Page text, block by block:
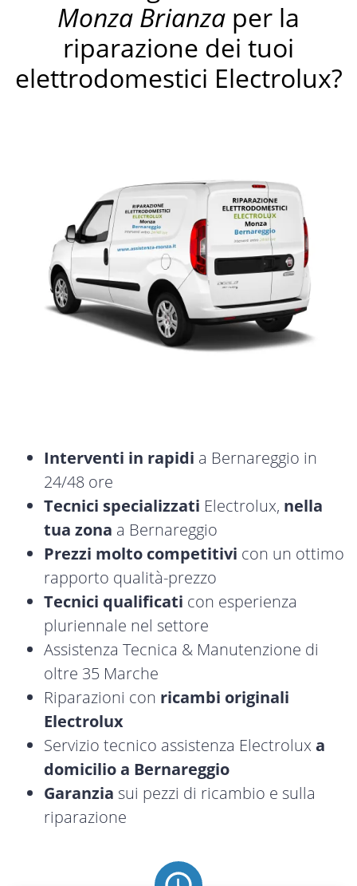
Monza Brianza per la
riparazione dei tuoi
elettrodomestici Electrolux?
Interventi in rapidi a Bernareggio in
24/48 ore
Tecnici specializzati Electrolux, nella
tua zona a Bernareggio
Prezzi molto competitivi con un ottimo
rapporto qualità-prezzo
Tecnici qualificati con esperienza
pluriennale nel settore
Assistenza Tecnica & Manutenzione di
oltre 35 Marche
Riparazioni con ricambi originali
Electrolux
Servizio tecnico assistenza Electroluxa
domicilio a Bernareggio
Garanzia sui pezzi di ricambio e sulla
riparazione